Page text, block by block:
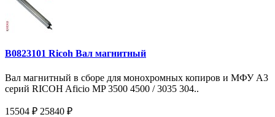
B0823101 Ricoh Вал магнитный
Вал магнитный в сборе для монохромных копиров и МФУ A3
серий RICOH Aficio MP 3500 4500 / 3035 304..
15504 ₽ 25840 ₽